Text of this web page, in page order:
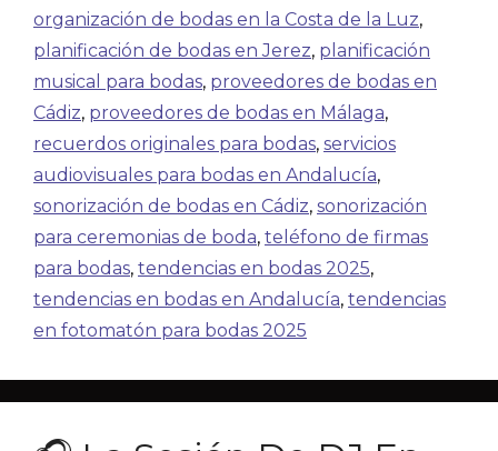
organización de bodas en la Costa de la Luz,
planificación de bodas en Jerez, planificación
musical para bodas, proveedores de bodas en
Cádiz, proveedores de bodas en Málaga,
recuerdos originales para bodas, servicios
audiovisuales para bodas en Andalucía,
sonorización de bodas en Cádiz, sonorización
para ceremonias de boda, teléfono de firmas
para bodas, tendencias en bodas 2025,
tendencias en bodas en Andalucía, tendencias
en fotomatón para bodas 2025